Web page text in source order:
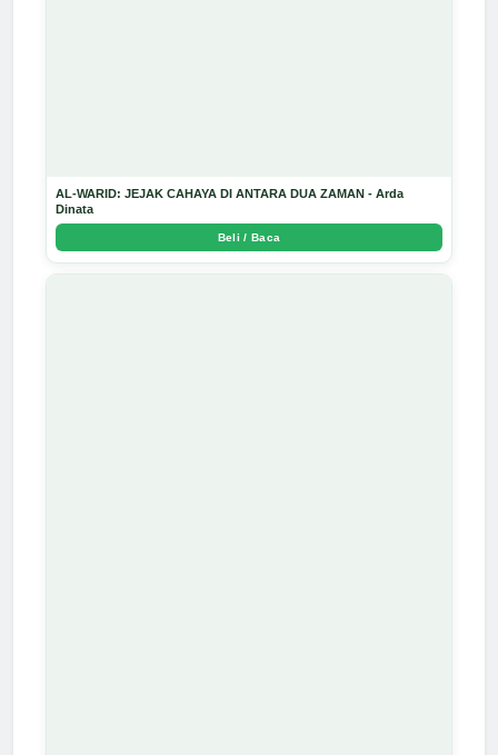
AL-WARID: JEJAK CAHAYA DI ANTARA DUA ZAMAN - Arda
Dinata
Beli / Baca